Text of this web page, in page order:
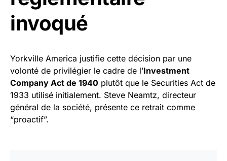
invoqué
Yorkville America justifie cette décision par une
volonté de privilégier le cadre de l’Investment
Company Act de 1940 plutôt que le Securities Act de
1933 utilisé initialement. Steve Neamtz, directeur
général de la société, présente ce retrait comme
“proactif”.